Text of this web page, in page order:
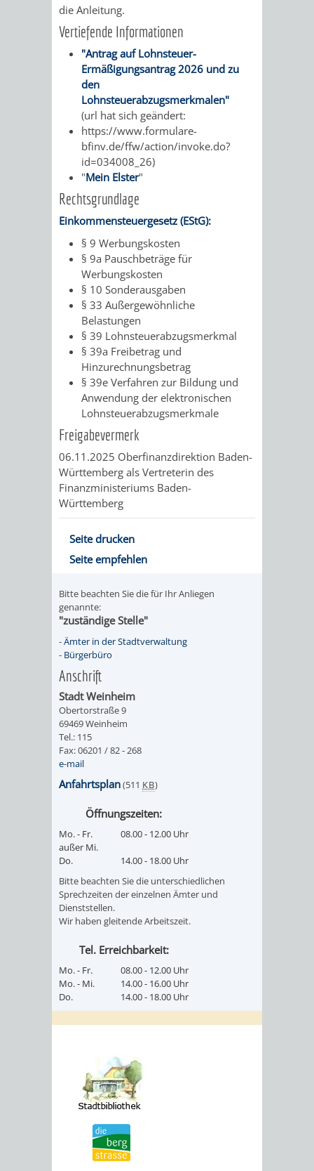
WEINHEIM
KRIEGERDENKMAL
NOTRUFNUMMERN
UND
NOTDIENSTE
PARTEIEN
SOZIALE
EINRICHTUNGEN
SPIELPLÄTZE
&
BÄDER
VERANSTALTUNGSRÄUME
STADTHALLE
ROLF-
ENGELBRECHT-
HAUS
BÜRGERSAAL
IM
ALTEN
RATHAUS
die Anleitung.
Vertiefende Informationen
"Antrag auf Lohnsteuer-
Ermäßigungsantrag 2026 und zu
den
Lohnsteuerabzugsmerkmalen"
(url hat sich geändert:
https://www.formulare-
bfinv.de/ffw/action/invoke.do?
id=034008_26)
"Mein Elster"
Rechtsgrundlage
Einkommensteuergesetz (EStG):
§ 9 Werbungskosten
§ 9a Pauschbeträge für
Werbungskosten
§ 10 Sonderausgaben
§ 33 Außergewöhnliche
Belastungen
§ 39 Lohnsteuerabzugsmerkmal
§ 39a Freibetrag und
Hinzurechnungsbetrag
§ 39e Verfahren zur Bildung und
Anwendung der elektronischen
Lohnsteuerabzugsmerkmale
Freigabevermerk
06.11.2025 Oberfinanzdirektion Baden-
Württemberg als Vertreterin des
Finanzministeriums Baden-
Württemberg
Seite drucken
Seite empfehlen
Bitte beachten Sie die für Ihr Anliegen
genannte:
"zuständige Stelle"
-Ämter in der Stadtverwaltung
- Bürgerbüro
Anschrift
Stadt Weinheim
Obertorstraße 9
69469 Weinheim
Tel.: 115
Fax: 06201 / 82 - 268
e-mail
Anfahrtsplan(511 KB)
Öffnungszeiten:
Mo. - Fr.
außer Mi.
08.00 - 12.00 Uhr
Do.
14.00 - 18.00 Uhr
Bitte beachten Sie die unterschiedlichen
Sprechzeiten der einzelnen Ämter und
Dienststellen.
Wir haben gleitende Arbeitszeit.
Tel. Erreichbarkeit:
Mo. - Fr.
08.00 - 12.00 Uhr
Mo. - Mi.
14.00 - 16.00 Uhr
Do.
14.00 - 18.00 Uhr